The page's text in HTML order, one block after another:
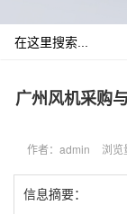
广州风机采购
作者：admin 浏览
信息摘要：